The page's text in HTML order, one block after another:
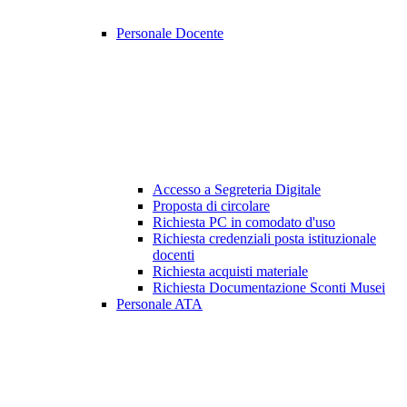
Personale Docente
Accesso a Segreteria Digitale
Proposta di circolare
Richiesta PC in comodato d'uso
Richiesta credenziali posta istituzionale
docenti
Richiesta acquisti materiale
Richiesta Documentazione Sconti Musei
Personale ATA